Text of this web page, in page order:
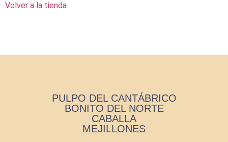
Volver a la tienda
PULPO DEL CANTÁBRICO
BONITO DEL NORTE
CABALLA
MEJILLONES